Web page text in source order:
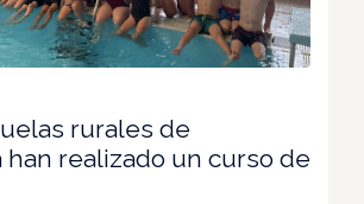
rurales de
han realizado un curso de